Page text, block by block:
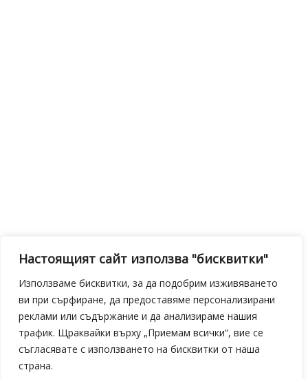
Настоящият сайт използва "бисквитки"
Използваме бисквитки, за да подобрим изживяването
ви при сърфиране, да предоставяме персонализирани
реклами или съдържание и да анализираме нашия
трафик. Щраквайки върху „Приемам всички“, вие се
съгласявате с използването на бисквитки от наша
страна.